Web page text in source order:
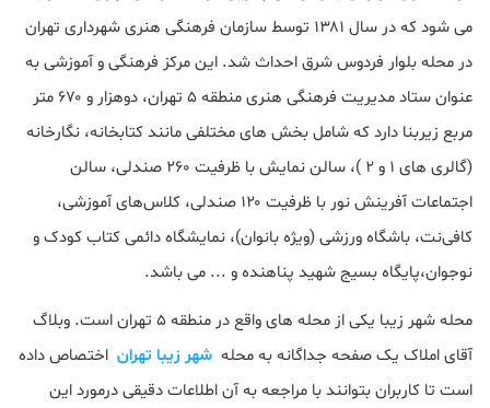
می شود که در سال ۱۳۸۱ توسط سازمان فرهنگی هنری شهرداری تهران
در محله بلوار فردوس شرق احداث شد. این مرکز فرهنگی و آموزشی به
عنوان ستاد مدیریت فرهنگی هنری منطقه ۵ تهران، دوهزار و ۶۷۰ متر
مربع زیربنا دارد که شامل بخش های مختلفی مانند کتابخانه، نگارخانه
(گالری های ۱ و ۲ )، سالن نمایش با ظرفیت ۲۶۰ صندلی، سالن
اجتماعات آفرینش نور با ظرفیت ۱۲۰ صندلی، کلاس‌های آموزشی،
کافی‌نت، باشگاه ورزشی (ویژه بانوان)، نمایشگاه دائمی کتاب کودک و
نوجوان،پایگاه بسیج شهید پناهنده و ... می باشد.
محله شهر زیبا یکی از محله های واقع در منطقه 5 تهران است. وبلاگ
آقای املاک یک صفحه جداگانه به محله شهر زیبا تهران اختصاص داده
است تا کاربران بتوانند با مراجعه به آن اطلاعات دقیقی درمورد این